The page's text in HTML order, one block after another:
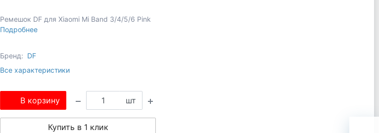
Ремешок DF для Xiaomi Mi Band 3/4/5/6 Pink
Подробнее
Бренд: DF
Все характеристики
В корзину шт
Купить в 1 клик